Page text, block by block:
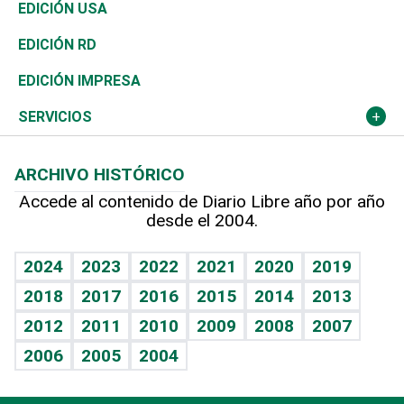
Ocenanía
Caribe
Resto del mundo
Vivienda
Telecom.
Global y variable
Economía personal
Buena Vida
Sociales
Novedades
Podcast Arte Libre
Hablando con el pediatra
Vida y familia
Eñe
Celebrando la vida
Sin complejos
Ciclismo
Tenis
Olimpismo
Más deportes
Línea de hit
TBT Deportivo
En Directo
El Espía
Noticiero Poteleche
Columnistas
Más firmas
Tecnología
Historia
Martes de tecnología
Cambio climático
Economía
Revista
Deportes
Opinión
Hecho en casa
Guía del dinero
EDICIÓN USA
EDICIÓN RD
EDICIÓN IMPRESA
SERVICIOS
Cumpleaños
Horóscopos
Crucigramas
ARCHIVO HISTÓRICO
Accede al contenido de Diario Libre año por año
desde el 2004.
2024 2023 2022 2021 2020
2019
2018
2017 2016 2015 2014
2013
2012
2011 2010 2009 2008
2007
2006
2005 2004